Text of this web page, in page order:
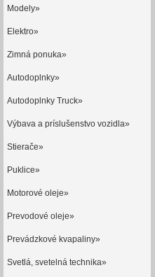
Modely»
Elektro»
Zimná ponuka»
Autodoplnky»
Autodoplnky Truck»
Výbava a príslušenstvo vozidla»
Stierače»
Puklice»
Motorové oleje»
Prevodové oleje»
Prevádzkové kvapaliny»
Svetlá, svetelná technika»